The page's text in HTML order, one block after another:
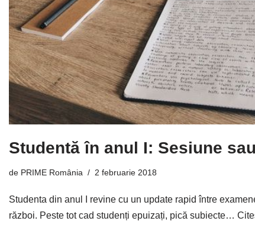
Studentă în anul I: Sesiune
de PRIME România 2 februarie 2018
Studenta din anul I revine cu un update rapid între
război. Peste tot cad studenți epuizați, pică subiecte…